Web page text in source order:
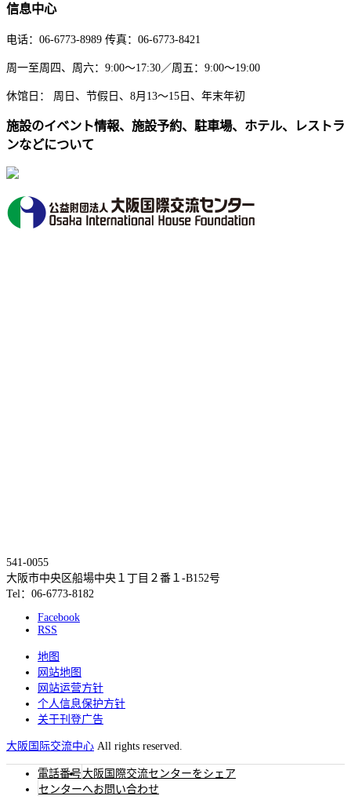
信息中心
电话：06-6773-8989 传真：06-6773-8421
周一至周四、周六：9:00～17:30／周五：9:00～19:00
休馆日： 周日、节假日、8月13～15日、年末年初
施設のイベント情報、施設予約、駐車場、ホテル、レストラ
ンなどについて
541-0055
大阪市中央区船場中央１丁目２番１-B152号
Tel：06-6773-8182
Facebook
RSS
地图
网站地图
网站运营方针
个人信息保护方针
关于刊登广告
大阪国际交流中心 All rights reserved.
電話番号大阪国際交流センターをシェア
センターへお問い合わせ